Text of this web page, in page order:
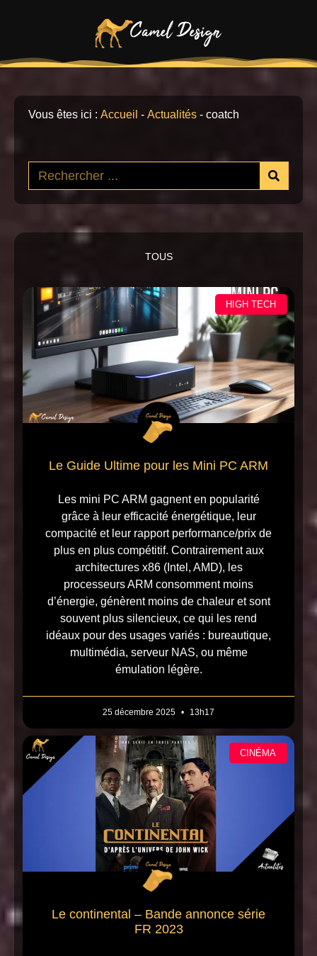
Vous êtes ici : Accueil - Actualités - coatch
TOUS
HIGH TECH
Le Guide Ultime pour les Mini PC ARM
Les mini PC ARM gagnent en popularité
grâce à leur efficacité énergétique, leur
compacité et leur rapport performance/prix de
plus en plus compétitif. Contrairement aux
architectures x86 (Intel, AMD), les
processeurs ARM consomment moins
d’énergie, génèrent moins de chaleur et sont
souvent plus silencieux, ce qui les rend
idéaux pour des usages variés : bureautique,
multimédia, serveur NAS, ou même
émulation légère.
25 décembre 2025 13h17
CINÉMA
Le continental – Bande annonce série
FR 2023